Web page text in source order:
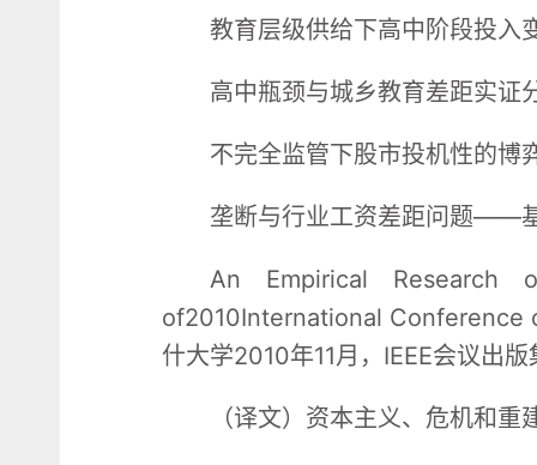
教育层级供给下高中阶段投
高中瓶颈与城乡教育差距实
不完全监管下股市投机性的
垄断与行业工资差距问题——
An Empirical Research
of2010International Conference
什大学2010年11月，IEEE会议出版
（译文）资本主义、危机和